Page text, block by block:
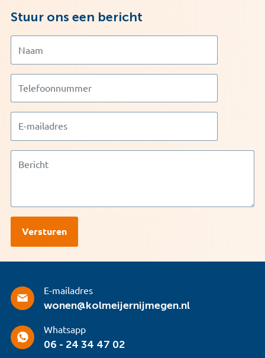
Stuur ons een bericht
E-mailadres
wonen@kolmeijernijmegen.nl
Whatsapp
06 - 24 34 47 02